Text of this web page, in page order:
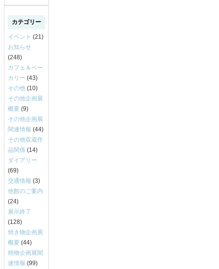
カテゴリー
イベント (21)
お知らせ
(248)
カフェ＆ベー
カリー (43)
その他 (10)
その他企画展
概要 (9)
その他企画展
関連情報 (44)
その他収蔵作
品関係 (14)
ダイアリー
(69)
交通情報 (3)
他館のご案内
(24)
展示終了
(128)
焼き物企画展
概要 (44)
焼物企画展関
連情報 (99)